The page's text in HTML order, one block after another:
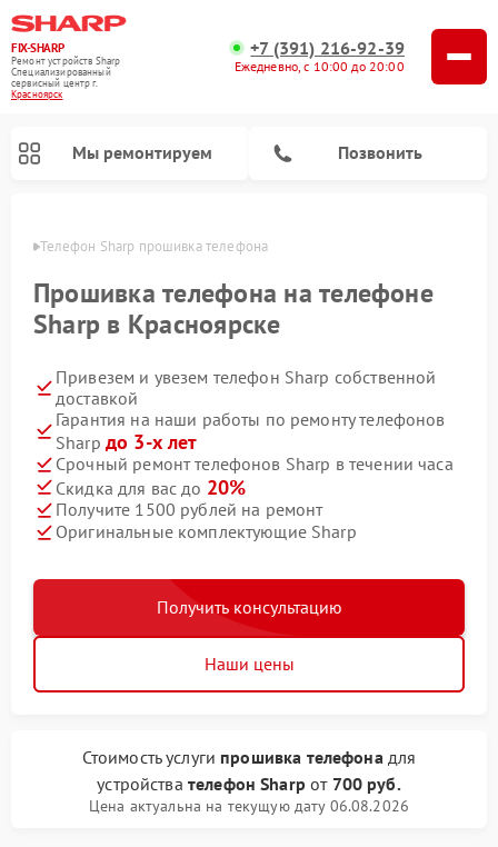
FIX-SHARP
Ремонт устройств Sharp
Специализированный
cервисный центр г.
Красноярск
+7 (391) 216-92-39
Ежедневно, с 10:00 до 20:00
Мы ремонтируем Позвонить
Телефон Sharp прошивка телефона
Прошивка телефона на телефоне
Sharp в Красноярске
Привезем и увезем телефон Sharp собственной
доставкой
Гарантия на наши работы по ремонту телефонов
Sharp до 3-х лет
Срочный ремонт телефонов Sharp в течении часа
Скидка для вас до 20%
Получите 1500 рублей на ремонт
Оригинальные комплектующие Sharp
Получить консультацию
Наши цены
Стоимость услуги прошивка телефона для
устройства телефон Sharp от 700 руб.
Цена актуальна на текущую дату 06.08.2026